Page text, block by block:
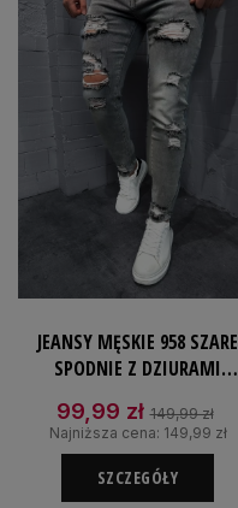
JEANSY MĘSKIE 958 SZARE
SPODNIE Z DZIURAMI
99,99 zł 149,99 zł
Najniższa cena: 149,99 zł
SZCZEGÓŁY